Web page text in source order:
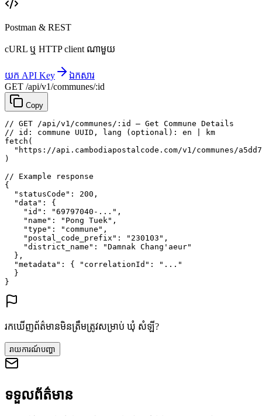
Postman & REST
cURL ឬ HTTP client ណាមួយ
យក API Key
ឯកសារ
GET /api/v1/communes/:id
Copy
// GET /api/v1/communes/:id — Get Commune Details
// id: commune UUID, lang (optional): en | km
fetch (
"https://api.cambodiapostalcode.com/v1/communes/
)
// Example response
{
"statusCode" : 200 ,
"data" : {
"id" : "69797040-..." ,
"name" : "Pong Tuek" ,
"type" : "commune" ,
"postal_code_prefix" : "230103" ,
"district_name" :
"Damnak Chang'aeur"
},
"metadata" : { "correlationId" :
"..."
}
}
រកឃើញព័ត៌មានមិនត្រឹមត្រូវសម្រាប់ ឃុំ សំឡី?
រាយការណ៍បញ្ហា
ទទួលព័ត៌មាន